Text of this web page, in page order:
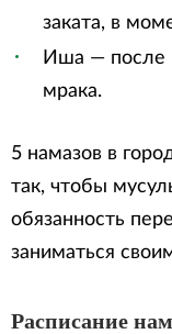
заката, в
Иша — после
мрака.
5 намазов в
так, чтобы
обязанность
заниматься
Расписание